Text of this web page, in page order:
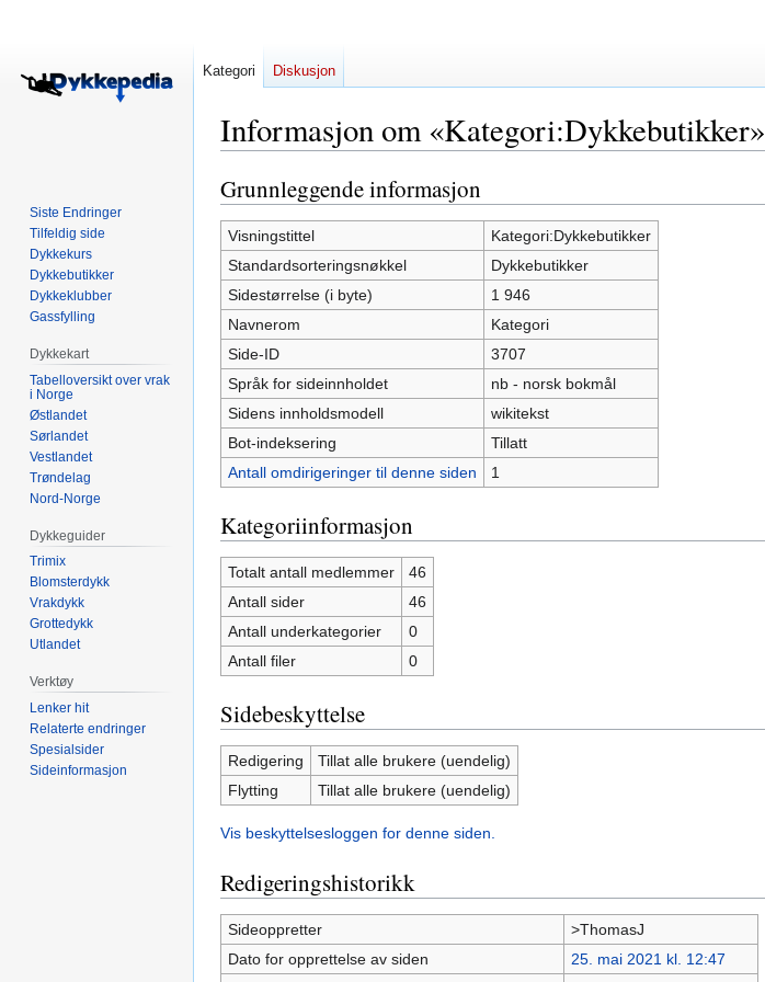
Informasjon om «Kategori:Dykkebutikker»
Hopp
til
navigering
Hopp
til
søk
Grunnleggende informasjon
Visningstittel
Kategori:Dykkebutikker
Standardsorteringsnøkkel
Dykkebutikker
Sidestørrelse (i byte)
1 946
Navnerom
Kategori
Side-ID
3707
Språk for sideinnholdet
nb - norsk bokmål
Sidens innholdsmodell
wikitekst
Bot-indeksering
Tillatt
Antall omdirigeringer til denne siden
1
Kategoriinformasjon
Totalt antall medlemmer
46
Antall sider
46
Antall underkategorier
0
Antall filer
0
Sidebeskyttelse
Redigering
Tillat alle brukere (uendelig)
Flytting
Tillat alle brukere (uendelig)
Vis beskyttelsesloggen for denne siden.
Redigeringshistorikk
Sideoppretter
>ThomasJ
Dato for opprettelse av siden
25. mai 2021 kl. 12:47
Kategori Diskusjon
Siste Endringer
Tilfeldig side
Dykkekurs
Dykkebutikker
Dykkeklubber
Gassfylling
Dykkekart
Tabelloversikt over vrak
i Norge
Østlandet
Sørlandet
Vestlandet
Trøndelag
Nord-Norge
Dykkeguider
Trimix
Blomsterdykk
Vrakdykk
Grottedykk
Utlandet
Verktøy
Lenker hit
Relaterte endringer
Spesialsider
Sideinformasjon